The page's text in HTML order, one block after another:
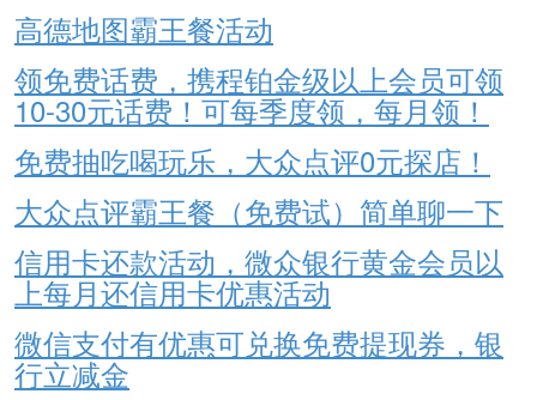
高德地图霸王餐活动
领免费话费，携程铂金级以上会员可领
10-30元话费！可每季度领，每月领！
免费抽吃喝玩乐，大众点评0元探店！
大众点评霸王餐（免费试）简单聊一下
信用卡还款活动，微众银行黄金会员以
上每月还信用卡优惠活动
微信支付有优惠可兑换免费提现券，银
行立减金